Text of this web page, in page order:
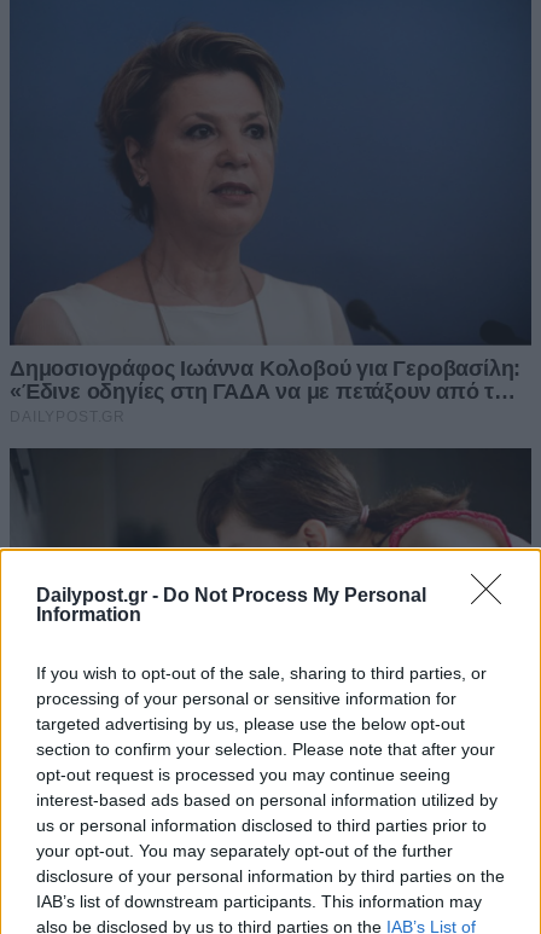
Dailypost.gr - Do Not Process My Personal
Information
If you wish to opt-out of the sale, sharing to third parties, or
processing of your personal or sensitive information for
targeted advertising by us, please use the below opt-out
section to confirm your selection. Please note that after your
opt-out request is processed you may continue seeing
interest-based ads based on personal information utilized by
us or personal information disclosed to third parties prior to
your opt-out. You may separately opt-out of the further
disclosure of your personal information by third parties on the
IAB’s list of downstream participants. This information may
also be disclosed by us to third parties on the IAB’s List of